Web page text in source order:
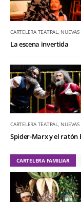
CARTELERA TEATRAL
La escena invertida
CARTELERA TEATRAL
Spider-Marx y el ratón
CARTELERA FAMILIAR